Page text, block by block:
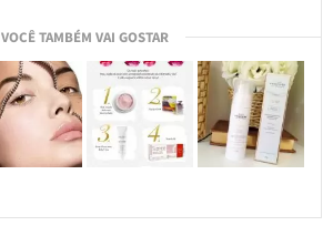
VOCÊ TAMBÉM VAI GOSTAR